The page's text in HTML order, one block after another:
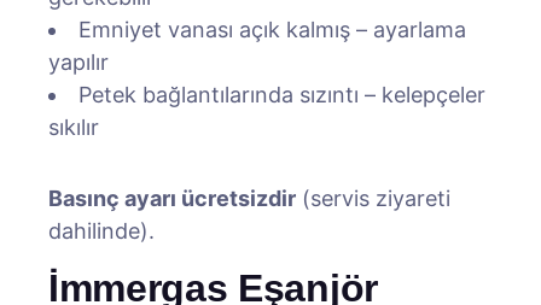
Emniyet vanası açık kalmış – ayarlama
yapılır
Petek bağlantılarında sızıntı – kelepçeler
sıkılır
Basınç ayarı ücretsizdir (servis ziyareti
dahilinde).
İmmergas Eşanjör